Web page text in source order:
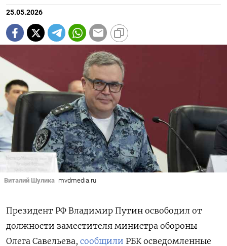
25.05.2026
Виталий Шулика mvdmedia.ru
Президент РФ Владимир Путин освободил от
должности заместителя министра обороны
Олега Савельева, сообщили РБК осведомленные